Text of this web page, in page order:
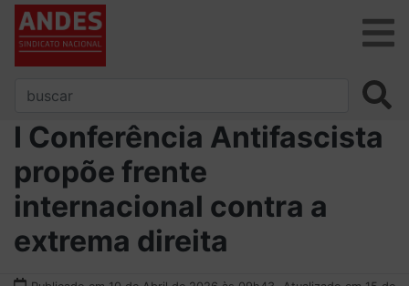
I Conferência Antifascista
propõe frente
internacional contra a
extrema direita